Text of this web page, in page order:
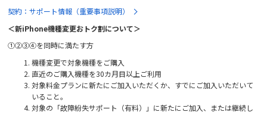
契約：サポート情報（重要事項説明）
＜新iPhone機種変更おトク割について＞
①②③④を同時に満たす方
機種変更で対象機種をご購入
直近のご購入機種を30カ月目以上ご利用
対象料金プランに新たにご加入いただくか、すでにご加入いただいて
いること。
対象の「故障紛失サポート（有料）」に新たにご加入、または継続し